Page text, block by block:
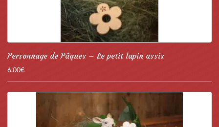
Personnage de Pâques – Le petit lapin assis
6.00€